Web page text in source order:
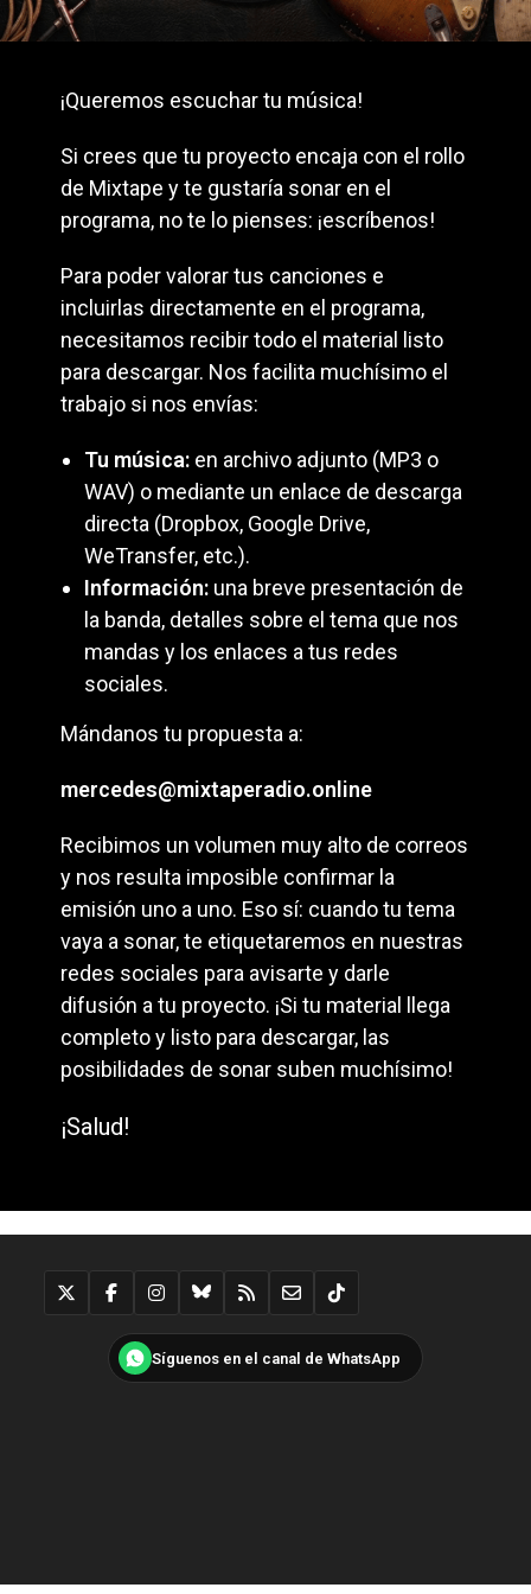
¡Queremos escuchar tu música!
Si crees que tu proyecto encaja con el rollo
de Mixtape y te gustaría sonar en el
programa, no te lo pienses: ¡escríbenos!
Para poder valorar tus canciones e
incluirlas directamente en el programa,
necesitamos recibir todo el material listo
para descargar. Nos facilita muchísimo el
trabajo si nos envías:
Tu música: en archivo adjunto (MP3 o
WAV) o mediante un enlace de descarga
directa (Dropbox, Google Drive,
WeTransfer, etc.).
Información: una breve presentación de
la banda, detalles sobre el tema que nos
mandas y los enlaces a tus redes
sociales.
Mándanos tu propuesta a:
mercedes@mixtaperadio.online
Recibimos un volumen muy alto de correos
y nos resulta imposible confirmar la
emisión uno a uno. Eso sí: cuando tu tema
vaya a sonar, te etiquetaremos en nuestras
redes sociales para avisarte y darle
difusión a tu proyecto. ¡Si tu material llega
completo y listo para descargar, las
posibilidades de sonar suben muchísimo!
¡Salud!
Síguenos en el canal de WhatsApp